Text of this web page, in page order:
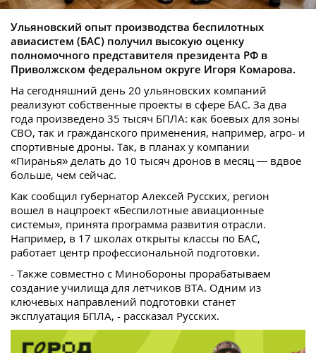
Ульяновский опыт производства беспилотных
авиасистем (БАС) получил высокую оценку
полномочного представителя президента РФ в
Приволжском федеральном округе Игоря Комарова.
На сегодняшний день 20 ульяновских компаний
реализуют собственные проекты в сфере БАС. За два
года произведено 35 тысяч БПЛА: как боевых для зоны
СВО, так и гражданского применения, например, агро- и
спортивные дроны. Так, в планах у компании
«Пиранья» делать до 10 тысяч дронов в месяц — вдвое
больше, чем сейчас.
Как сообщил губернатор Алексей Русских, регион
вошел в нацпроект «Беспилотные авиационные
системы», принята программа развития отрасли.
Например, в 17 школах открыты классы по БАС,
работает центр профессиональной подготовки.
- Также совместно с Минобороны прорабатываем
создание училища для летчиков ВТА. Одним из
ключевых направлений подготовки станет
эксплуатация БПЛА, - рассказал Русских.